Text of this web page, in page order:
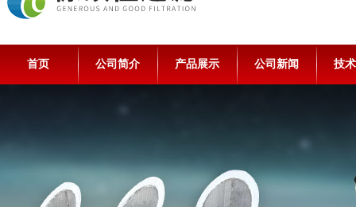
首页 公司简介 产品展示 公司新闻 技